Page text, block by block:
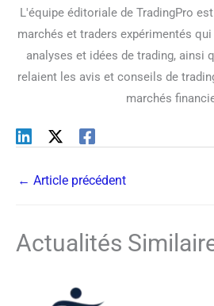
L'équipe éditoriale de TradingPro
marchés et traders expérimentés
analyses et idées de trading, ainsi
relaient les avis et conseils de
marchés
← Article précédent
Actualités